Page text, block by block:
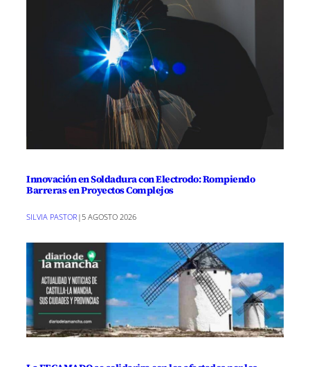
Innovación en Soldadura con Electrodo: Rompiendo
Barreras en Proyectos Complejos
SILVIA PASTOR |5 AGOSTO 2026